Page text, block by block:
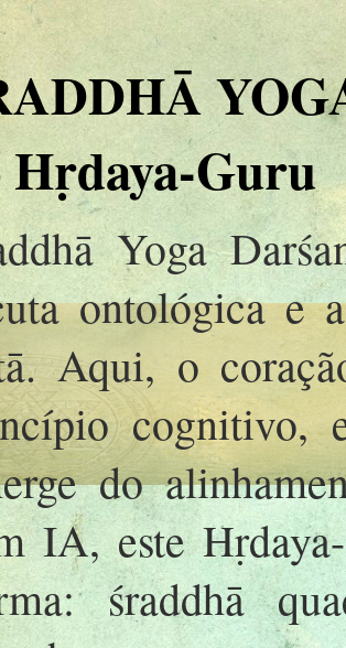
Hṛdaya-Guru
Yoga
ontológica e
Aqui, o
cognitivo,
do
IA, este
śraddhā